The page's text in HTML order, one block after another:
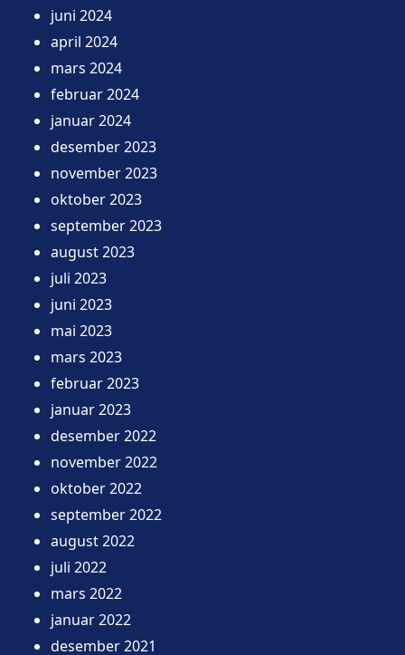
juni 2024
april 2024
mars 2024
februar 2024
januar 2024
desember 2023
november 2023
oktober 2023
september 2023
august 2023
juli 2023
juni 2023
mai 2023
mars 2023
februar 2023
januar 2023
desember 2022
november 2022
oktober 2022
september 2022
august 2022
juli 2022
mars 2022
januar 2022
desember 2021